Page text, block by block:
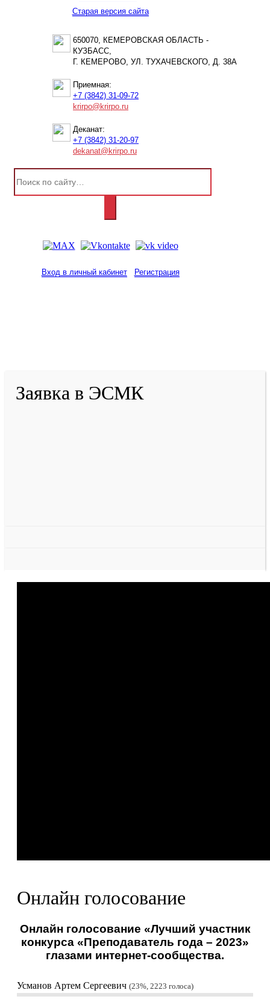
Старая версия сайта
650070, КЕМЕРОВСКАЯ ОБЛАСТЬ -
КУЗБАСС,
Г. КЕМЕРОВО, УЛ. ТУХАЧЕВСКОГО, Д. 38А
Приемная:
+7 (3842) 31-09-72
krirpo@krirpo.ru
Деканат:
+7 (3842) 31-20-97
dekanat@krirpo.ru
Вход в личный кабинет Регистрация
Заявка в ЭСМК
Онлайн голосование
Онлайн голосование «Лучший участник
конкурса «Преподаватель года – 2023»
глазами интернет-сообщества.
Усманов Артем Сергеевич 23%, 2223 голоса